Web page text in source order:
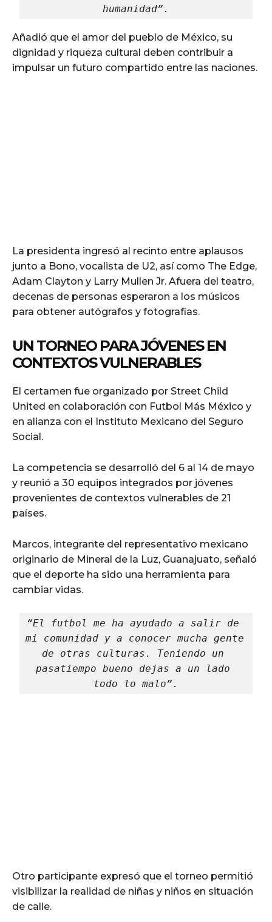
humanidad”.
Añadió que el amor del pueblo de México, su
dignidad y riqueza cultural deben contribuir a
impulsar un futuro compartido entre las naciones.
La presidenta ingresó al recinto entre aplausos
junto a Bono, vocalista de U2, así como The Edge,
Adam Clayton y Larry Mullen Jr. Afuera del teatro,
decenas de personas esperaron a los músicos
para obtener autógrafos y fotografías.
UN TORNEO PARA JÓVENES EN
CONTEXTOS VULNERABLES
El certamen fue organizado por Street Child
United en colaboración con Futbol Más México y
en alianza con el Instituto Mexicano del Seguro
Social.
La competencia se desarrolló del 6 al 14 de mayo
y reunió a 30 equipos integrados por jóvenes
provenientes de contextos vulnerables de 21
países.
Marcos, integrante del representativo mexicano
originario de Mineral de la Luz, Guanajuato, señaló
que el deporte ha sido una herramienta para
cambiar vidas.
“El futbol me ha ayudado a salir de
mi comunidad y a conocer mucha gente
de otras culturas. Teniendo un
pasatiempo bueno dejas a un lado
todo lo malo”.
Otro participante expresó que el torneo permitió
visibilizar la realidad de niñas y niños en situación
de calle.